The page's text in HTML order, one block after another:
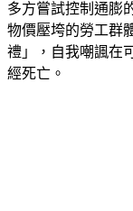
物價壓垮的勞工群
禮」，自我嘲諷在
經死亡。